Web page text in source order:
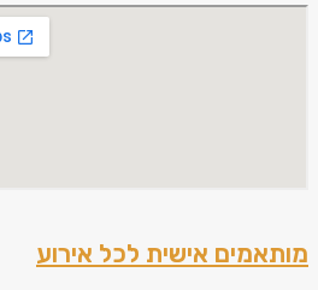
מותאמים אישית לכל אירוע